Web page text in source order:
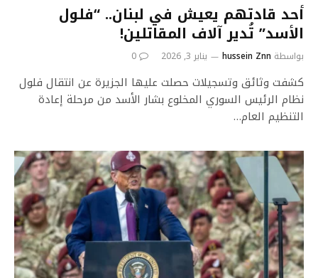
أحد قادتهم يعيش في لبنان.. “فلول
الأسد” تُدير آلاف المقاتلين!
بواسطة hussein Znn يناير 3, 2026 0
كشفت وثائق وتسجيلات حصلت عليها الجزيرة عن انتقال فلول
نظام الرئيس السوري المخلوع بشار الأسد من مرحلة إعادة
التنظيم العام…